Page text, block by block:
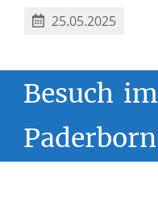
25.05.2025
Besuch im
Paderborn